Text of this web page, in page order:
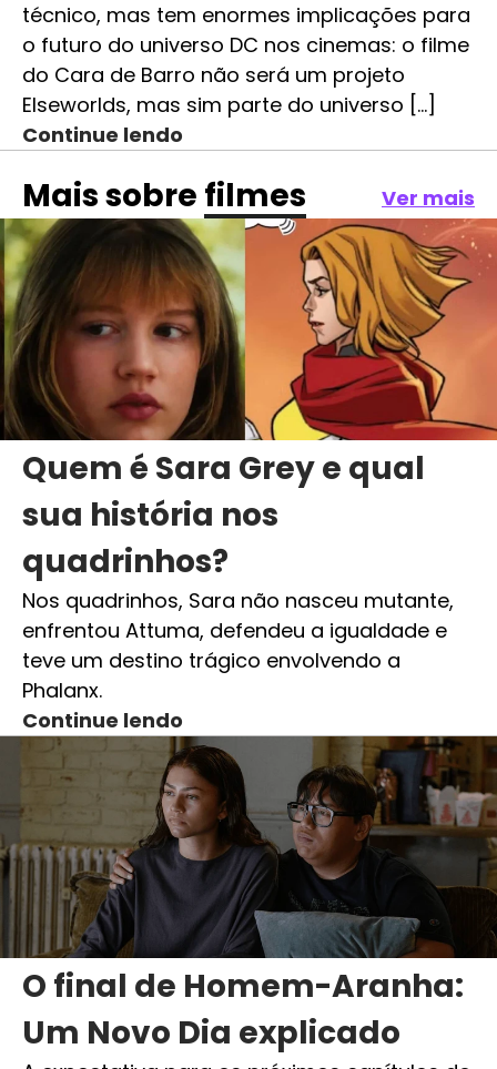
técnico, mas tem enormes implicações para
o futuro do universo DC nos cinemas: o filme
do Cara de Barro não será um projeto
Elseworlds, mas sim parte do universo […]
Continue lendo
Mais sobre filmes Ver mais
Quem é Sara Grey e qual
sua história nos
quadrinhos?
Nos quadrinhos, Sara não nasceu mutante,
enfrentou Attuma, defendeu a igualdade e
teve um destino trágico envolvendo a
Phalanx.
Continue lendo
O final de Homem-Aranha:
Um Novo Dia explicado